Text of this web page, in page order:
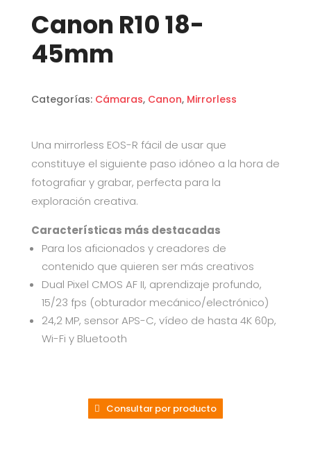
Canon R10 18-
45mm
Categorías: Cámaras, Canon, Mirrorless
Una mirrorless EOS-R fácil de usar que
constituye el siguiente paso idóneo a la hora de
fotografiar y grabar, perfecta para la
exploración creativa.
Características más destacadas
Para los aficionados y creadores de
contenido que quieren ser más creativos
Dual Pixel CMOS AF II, aprendizaje profundo,
15/23 fps (obturador mecánico/electrónico)
24,2 MP, sensor APS-C, vídeo de hasta 4K 60p,
Wi-Fi y Bluetooth
Consultar por producto